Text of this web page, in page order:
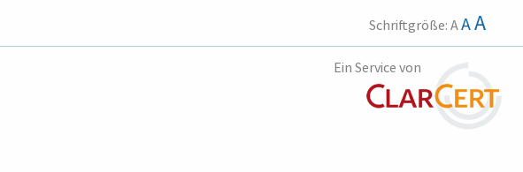
Schriftgröße: AAA
Ein Service von